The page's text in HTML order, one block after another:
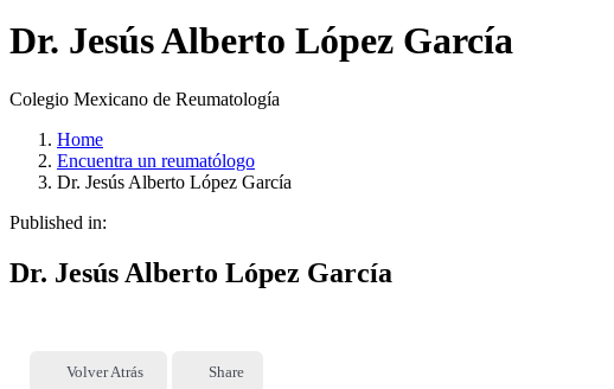
Dr. Jesús Alberto López García
Colegio Mexicano de Reumatología
Home
Encuentra un reumatólogo
Dr. Jesús Alberto López García
Published in:
Dr. Jesús Alberto López García
Volver Atrás Share